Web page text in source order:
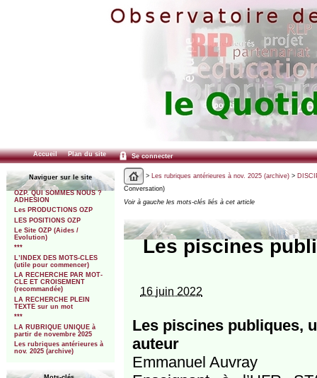
Accueil Plan du site Se connecter
Naviguer sur le site
OZP. QUI SOMMES NOUS ?
ADHESION
Les PRODUCTIONS OZP
LES POSITIONS OZP
Le Site OZP (Aides /
Evolution)
***
L’INDEX DES MOTS-CLES
(utile pour commencer)
LA RECHERCHE PAR MOT-
CLE ET CROISEMENT
(recommandée)
LA RECHERCHE PLEIN
TEXTE sur un mot
***
LA RUBRIQUE UNIQUE à
partir de novembre 2025
Les rubriques antérieures à
nov. 2025 (archive)
> Les rubriques antérieures à nov. 2025 (archive)>
Conversation)
Voir à gauche les mots-clés liés à cet article
Les piscines
16 juin 2022
Les piscines publiques,
auteur
Emmanuel Auvray